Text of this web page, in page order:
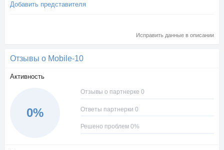
Добавить представителя
Исправить данные в описании
Отзывы о Mobile-10
Активность
0%
Отзывы о партнерке 0
Ответы партнерки 0
Решено проблем 0%